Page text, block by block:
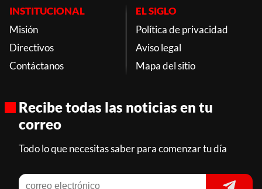
INSTITUCIONAL
Misión
Directivos
Contáctanos
EL SIGLO
Política de privacidad
Aviso legal
Mapa del sitio
Recibe todas las noticias en tu
correo
Todo lo que necesitas saber para comenzar tu día